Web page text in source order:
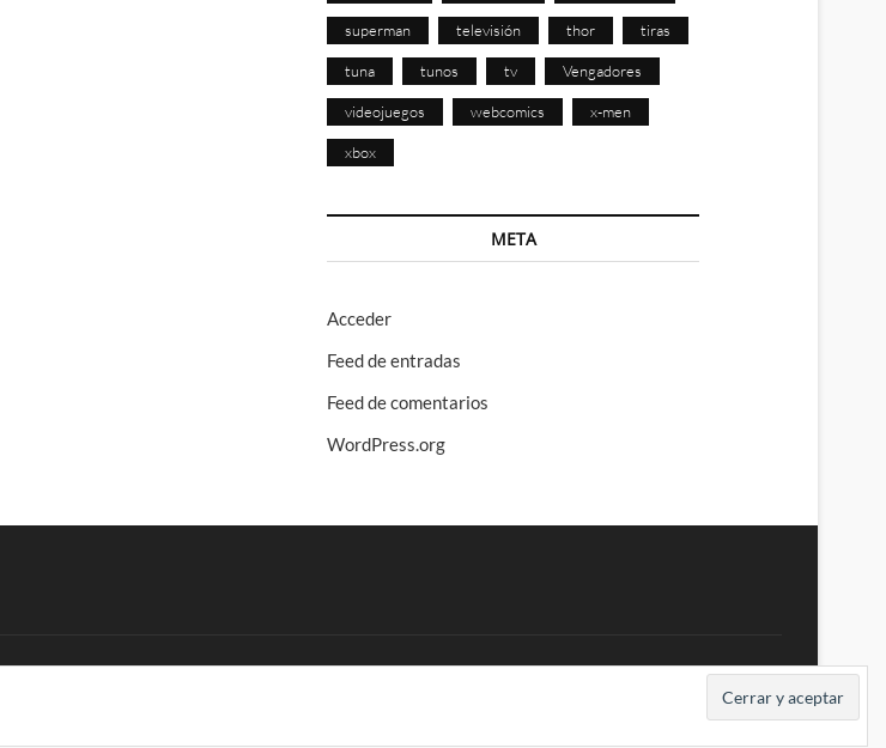
superman televisión thor tiras
tuna tunos tv Vengadores
videojuegos webcomics x-men
xbox
META
Acceder
Feed de entradas
Feed de comentarios
WordPress.org